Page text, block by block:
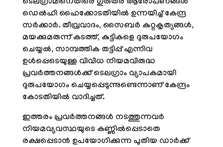
ടെലഗ്രാമിനെതിരെ ഗുരുതര ആരോപണങ്ങള്‍
ഡെല്‍ഹി ഹൈക്കോടതിയില്‍ ഉന്നയിച്ച് കേന്ദ്ര
സര്‍ക്കാര്‍. തീവ്രവാദം, സൈബര്‍ കുറ്റകൃത്യങ്ങള്‍,
മയക്കുമരുന്ന് കടത്ത്, കുട്ടികളെ ദുരുപയോഗം
ചെയ്യല്‍, സാമ്പത്തിക തട്ടിപ്പ് എന്നിവ
ഉള്‍പ്പെടെയുള്ള വിവിധ നിയമവിരുദ്ധ
പ്രവര്‍ത്തനങ്ങള്‍ക്ക് ടെലഗ്രാം വ്യാപകമായി
ദുരുപയോഗം ചെയ്യപ്പെടുന്നുണ്ടെന്നാണ് കേന്ദ്രം
കോടതിയില്‍ വാദിച്ചത്.
ഇത്തരം പ്രവര്‍ത്തനങ്ങള്‍ നടത്തുന്നവര്‍
നിയമവ്യവസ്ഥയുടെ കണ്ണില്‍പ്പെടാതെ
രക്ഷപ്പെടാന്‍ ഉപയോഗിക്കുന്ന പുതിയ ഡാര്‍ക്ക്